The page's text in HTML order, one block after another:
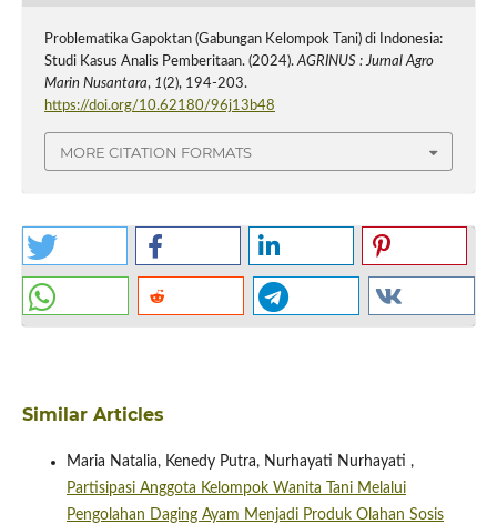
Problematika Gapoktan (Gabungan Kelompok Tani) di Indonesia:
Studi Kasus Analis Pemberitaan. (2024).AGRINUS : Jurnal Agro
Marin Nusantara, 1(2), 194-203.
https://doi.org/10.62180/96j13b48
MORE CITATION FORMATS
Similar Articles
Maria Natalia, Kenedy Putra, Nurhayati Nurhayati ,
Partisipasi Anggota Kelompok Wanita Tani Melalui
Pengolahan Daging Ayam Menjadi Produk Olahan Sosis